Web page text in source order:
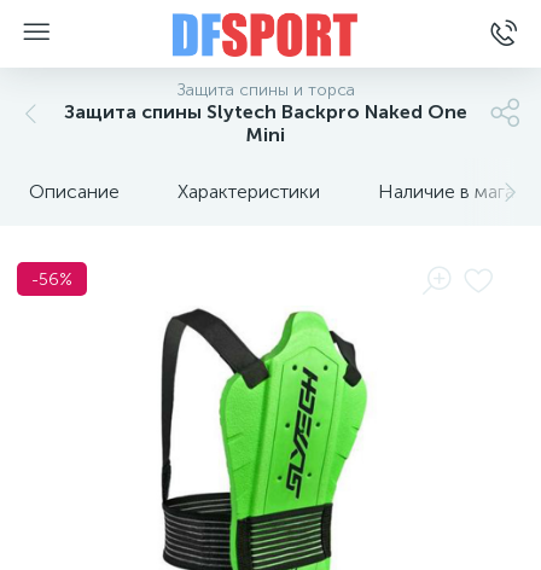
Защита спины и торса
Защита спины Slytech Backpro Naked One
Mini
Описание Характеристики Наличие в
-56%